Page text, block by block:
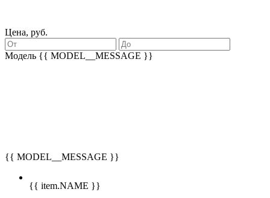
Цена, руб.
Модель {{ MODEL__MESSAGE }}
{{ MODEL__MESSAGE }}
{{ item.NAME }}